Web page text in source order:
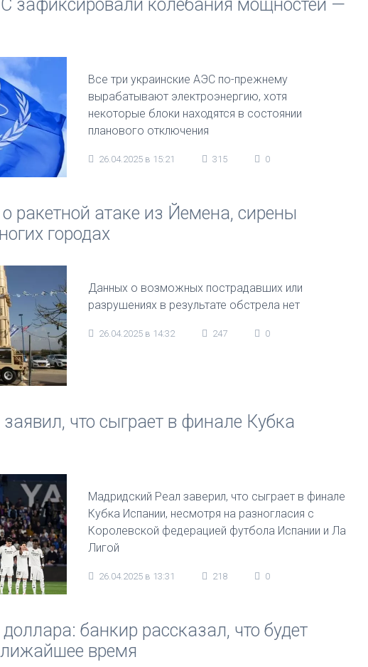
зафиксировали колебания мощностей —
Все три украинские АЭС по-прежнему
вырабатывают электроэнергию, хотя
некоторые блоки находятся в состоянии
планового отключения
26.04.2025 в 15:21 315 0
ракетной атаке из Йемена, сирены
городах
Данных о возможных пострадавших или
разрушениях в результате обстрела нет
26.04.2025 в 14:32 247 0
что сыграет в финале Кубка
Мадридский Реал заверил, что сыграет в финале
Кубка Испании, несмотря на разногласия с
Королевской федерацией футбола Испании и Ла
Лигой
26.04.2025 в 13:31 218 0
банкир рассказал, что будет
время